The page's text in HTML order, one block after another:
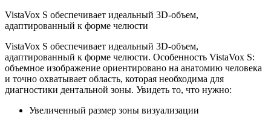
VistaVox S обеспечивает идеальный 3D-объем,
адаптированный к форме челюсти
VistaVox S обеспечивает идеальный 3D-объем,
адаптированный к форме челюсти. Особенность VistaVox S:
объемное изображение ориентировано на анатомию человека
и точно охватывает область, которая необходима для
диагностики дентальной зоны. Увидеть то, что нужно:
Увеличенный размер зоны визуализации